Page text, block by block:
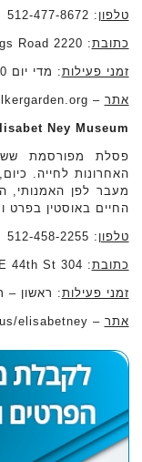
טלפון : 512-477-8672
כתובת: 2220 Barton Springs Road
זמני פעילות: מדי יום 7:00-17:30
אתר – www.zilkergarden.org
Ney Museum
פסלת מפורסמת
האחרונות לחייה.
מעבר לפן האמנותי,
החיים באוסטין בפרט
טלפון : 512-458-2255
כתובת: 304 E 44th St
זמני פעילות: ראשון –
אתר – www.ci.austin.tx.us/elisabetney